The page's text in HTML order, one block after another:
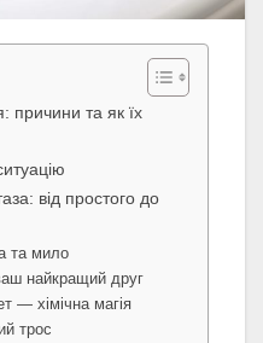
причини та як їх
від простого до
та мило
найкращий друг
— хімічна магія
трос